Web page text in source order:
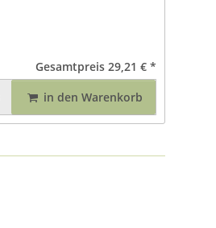
Gesamtpreis 29,21 € *
in den Warenkorb